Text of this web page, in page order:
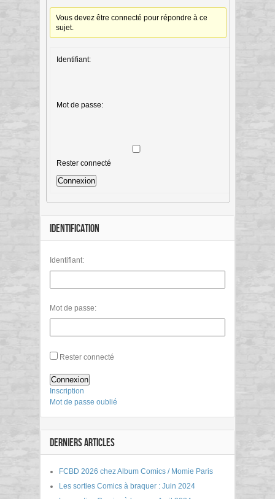
Vous devez être connecté pour répondre à ce
sujet.
Identifiant:
Mot de passe:
Rester connecté
Connexion
IDENTIFICATION
Identifiant:
Mot de passe:
Rester connecté
Connexion
Inscription
Mot de passe oublié
DERNIERS ARTICLES
FCBD 2026 chez Album Comics / Momie Paris
Les sorties Comics à braquer : Juin 2024